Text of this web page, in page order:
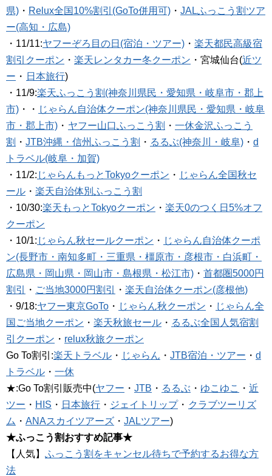
県) ・ Relux全国10%割引(GoTo併用可) ・ JALふっこう割ツア
ー(高知・広島)
・11/11:ヤフーぞろ目の日(宿泊・ツアー) ・ 楽天都民高級宿
割引クーポン ・ 楽天レンタカー冬クーポン ・宮城仙台(近ツ
ー ・ 日本旅行)
・11/9:楽天ふっこう割(神奈川県民・愛知県・岐阜市・郡上
市) ・・ じゃらん自治体クーポン(神奈川県民・愛知県・岐阜
市・郡上市) ・ ヤフー山口ふっこう割 ・ 一休金沢ふっこう
割 ・ JTB沖縄・信州ふっこう割 ・ るるぶ(神奈川・岐阜) ・ d
トラベル(岐阜・加賀)
・11/2: じゃらんもっとTokyoクーポン ・ じゃらん全国秋セ
ール ・ 楽天自治体別ふっこう割
・10/30:楽天もっとTokyoクーポン ・ 楽天0のつく日5%オフ
クーポン
・10/1: じゃらん秋セールクーポン ・ じゃらん自治体クーポ
ン(長野市・南知多町・三重県・橿原市・彦根市・白浜町・
広島県・岡山県・岡山市・島根県・松江市) ・ 首都圏5000円
割引
・ ご当地3000円割引 ・ 楽天自治体クーポン(彦根他)
・9/18:ヤフー東京GoTo ・ じゃらん秋クーポン ・ じゃらん全
国ご当地クーポン ・ 楽天秋旅セール ・ るるぶ全国人気宿割
引クーポン ・ relux秋旅クーポン
Go To割引:楽天トラベル ・ じゃらん ・ JTB宿泊・ツアー ・ d
トラベル ・ 一休
★:Go To割引販売中(ヤフー ・ JTB ・ るるぶ ・ ゆこゆこ ・ 近
ツー ・ HIS ・ 日本旅行 ・ ジェイトリップ・ クラブツーリズ
ム ・ ANAスカイツアーズ ・ JALツアー)
★ふっこう割おすすめ記事★
【人気】 ふっこう割をキャンセル待ちで予約するお得な方
法